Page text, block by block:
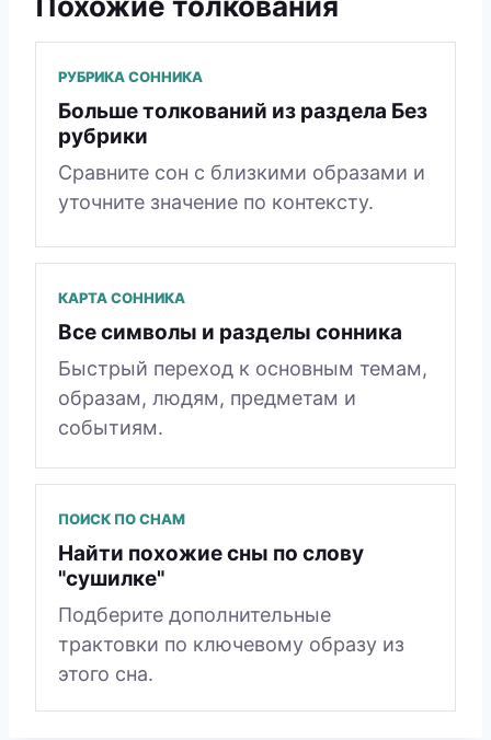
РУБРИКА СОННИКА
Больше толкований из раздела Без
рубрики
Сравните сон с близкими образами и
уточните значение по контексту.
КАРТА СОННИКА
Все символы и разделы сонника
Быстрый переход к основным темам,
образам, людям, предметам и
событиям.
ПОИСК ПО СНАМ
Найти похожие сны по слову
"сушилке"
Подберите дополнительные
трактовки по ключевому образу из
этого сна.